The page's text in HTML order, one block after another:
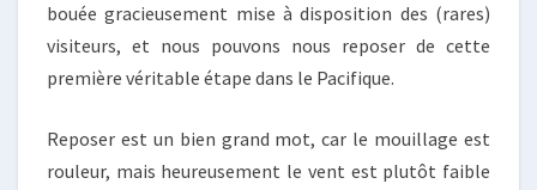
bouée gracieusement mise à disposition des (rares)
visiteurs, et nous pouvons nous reposer de cette
première véritable étape dans le Pacifique.
Reposer est un bien grand mot, car le mouillage est
rouleur, mais heureusement le vent est plutôt faible